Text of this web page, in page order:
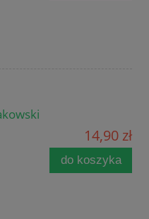
14,90 zł
do koszyka